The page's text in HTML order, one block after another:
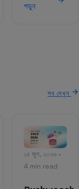
পড়ুন
সব দেখুন
১৫ জুল, ২০২৬ •
4 min read